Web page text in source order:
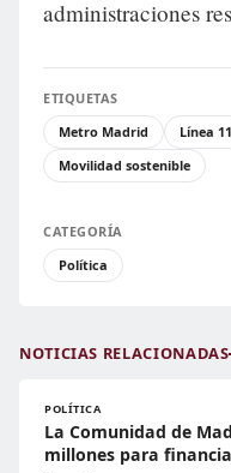
administraciones
ETIQUETAS
Metro Madrid
Línea 11
Movilidad sostenible
CATEGORÍA
Política
NOTICIAS RELACIONADAS
POLÍTICA
La Comunidad de
millones para